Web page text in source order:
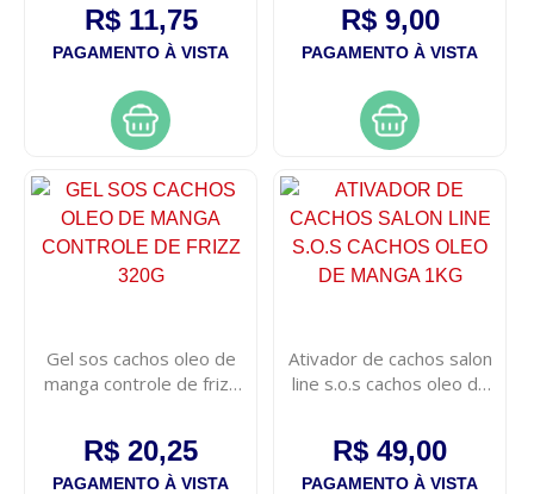
R$ 11,75
PAGAMENTO À VISTA
R$ 9,00
PAGAMENTO À VISTA
Gel sos cachos oleo de
manga controle de frizz
R$ 20,25
PAGAMENTO À VISTA
Ativador de cachos salon
line s.o.s cachos oleo de
R$ 49,00
PAGAMENTO À VISTA